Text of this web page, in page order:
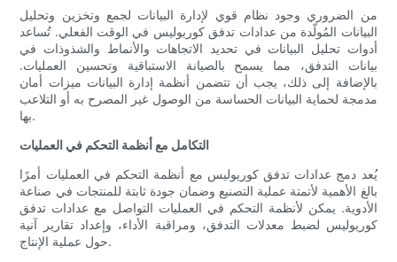
من الضروري وجود نظام قوي لإدارة البيانات لجمع وتخزين وتحليل
البيانات المُولّدة من عدادات تدفق كوريوليس في الوقت الفعلي. تُساعد
أدوات تحليل البيانات في تحديد الاتجاهات والأنماط والشذوذات في
بيانات التدفق، مما يسمح بالصيانة الاستباقية وتحسين العمليات.
بالإضافة إلى ذلك، يجب أن تتضمن أنظمة إدارة البيانات ميزات أمان
مدمجة لحماية البيانات الحساسة من الوصول غير المصرح به أو التلاعب
بها.
التكامل مع أنظمة التحكم في العمليات
يُعد دمج عدادات تدفق كوريوليس مع أنظمة التحكم في العمليات أمرًا
بالغ الأهمية لأتمتة عملية التصنيع وضمان جودة ثابتة للمنتجات في صناعة
الأدوية. يمكن لأنظمة التحكم في العمليات التواصل مع عدادات تدفق
كوريوليس لضبط معدلات التدفق، ومراقبة الأداء، وإعداد تقارير آنية
حول عملية الإنتاج.